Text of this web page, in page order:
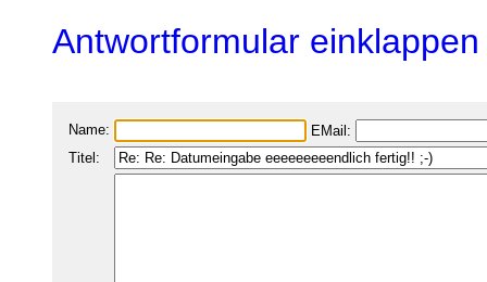
Antwortformular einklappen
Name:
EMail:
Titel: